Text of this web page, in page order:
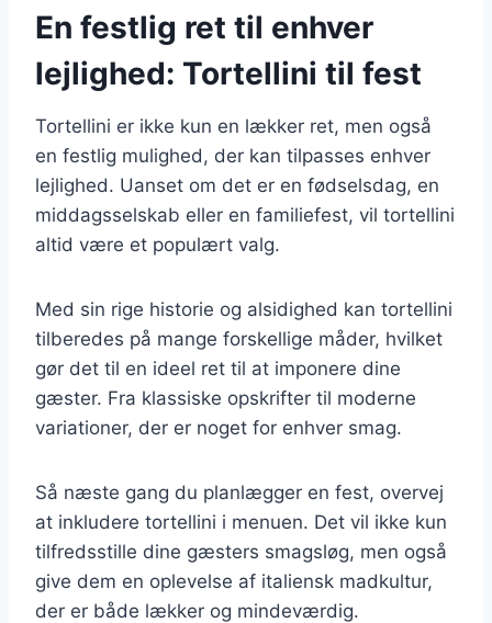
En festlig ret til enhver
lejlighed: Tortellini til fest
Tortellini er ikke kun en lækker ret, men også
en festlig mulighed, der kan tilpasses enhver
lejlighed. Uanset om det er en fødselsdag, en
middagsselskab eller en familiefest, vil tortellini
altid være et populært valg.
Med sin rige historie og alsidighed kan tortellini
tilberedes på mange forskellige måder, hvilket
gør det til en ideel ret til at imponere dine
gæster. Fra klassiske opskrifter til moderne
variationer, der er noget for enhver smag.
Så næste gang du planlægger en fest, overvej
at inkludere tortellini i menuen. Det vil ikke kun
tilfredsstille dine gæsters smagsløg, men også
give dem en oplevelse af italiensk madkultur,
der er både lækker og mindeværdig.